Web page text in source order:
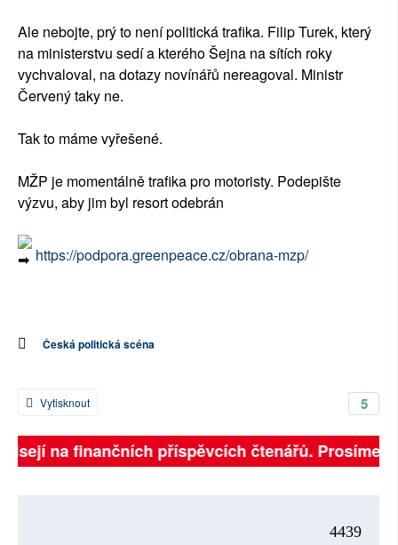
Ale nebojte, prý to není politická trafika. Filip Turek, který
na ministerstvu sedí a kterého Šejna na sítích roky
vychvaloval, na dotazy novínářů nereagoval. Ministr
Červený taky ne.
Tak to máme vyřešené.
MŽP je momentálně trafika pro motoristy. Podepište
výzvu, aby jim byl resort odebrán
https://podpora.greenpeace.cz/obrana-mzp/
Česká politická scéna
5
Vytisknout
na finančních příspěvcích čtenářů. Prosíme,
4439